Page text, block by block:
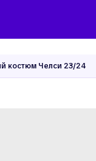
костюм Челси 23/24